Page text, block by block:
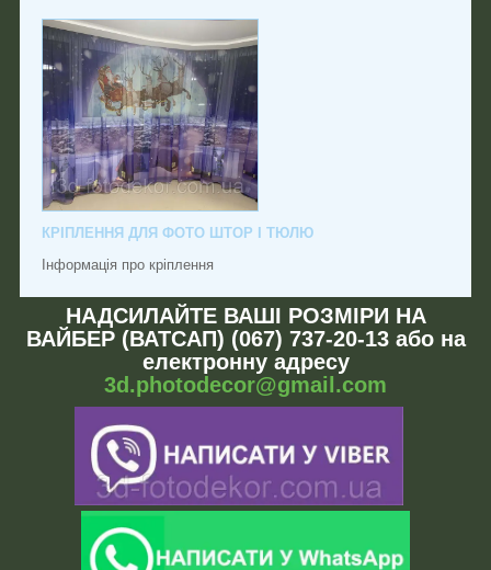
КРІПЛЕННЯ ДЛЯ ФОТО ШТОР І ТЮЛЮ
Інформація про кріплення
НАДСИЛАЙТЕ ВАШІ РОЗМІРИ НА
ВАЙБЕР (ВАТСАП) (067) 737-20-13 або на
електронну адресу
3d.photodecor@gmail.com